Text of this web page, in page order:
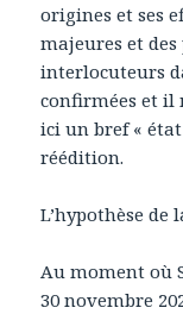
origines et ses
majeures et des
interlocuteurs
confirmées et il
ici un bref «
réédition.
L’hypothèse
Au moment où
30 novembre